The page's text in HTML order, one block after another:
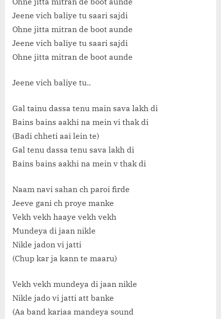
Jeene vich baliye tu saari sajdi
Ohne jitta mitran de boot aunde
Jeene vich baliye tu saari sajdi
Ohne jitta mitran de boot aunde
Jeene vich baliye tu..
Gal tainu dassa tenu main sava lakh di
Bains bains aakhi na mein vi thak di
(Badi chheti aai lein te)
Gal tenu dassa tenu sava lakh di
Bains bains aakhi na mein v thak di
Naam navi sahan ch paroi firde
Jeeve gani ch proye manke
Vekh vekh haaye vekh vekh
Mundeya di jaan nikle
Nikle jadon vi jatti
(Chup kar ja kann te maaru)
Vekh vekh mundeya di jaan nikle
Nikle jado vi jatti att banke
(Aa band kariaa mandeya sound